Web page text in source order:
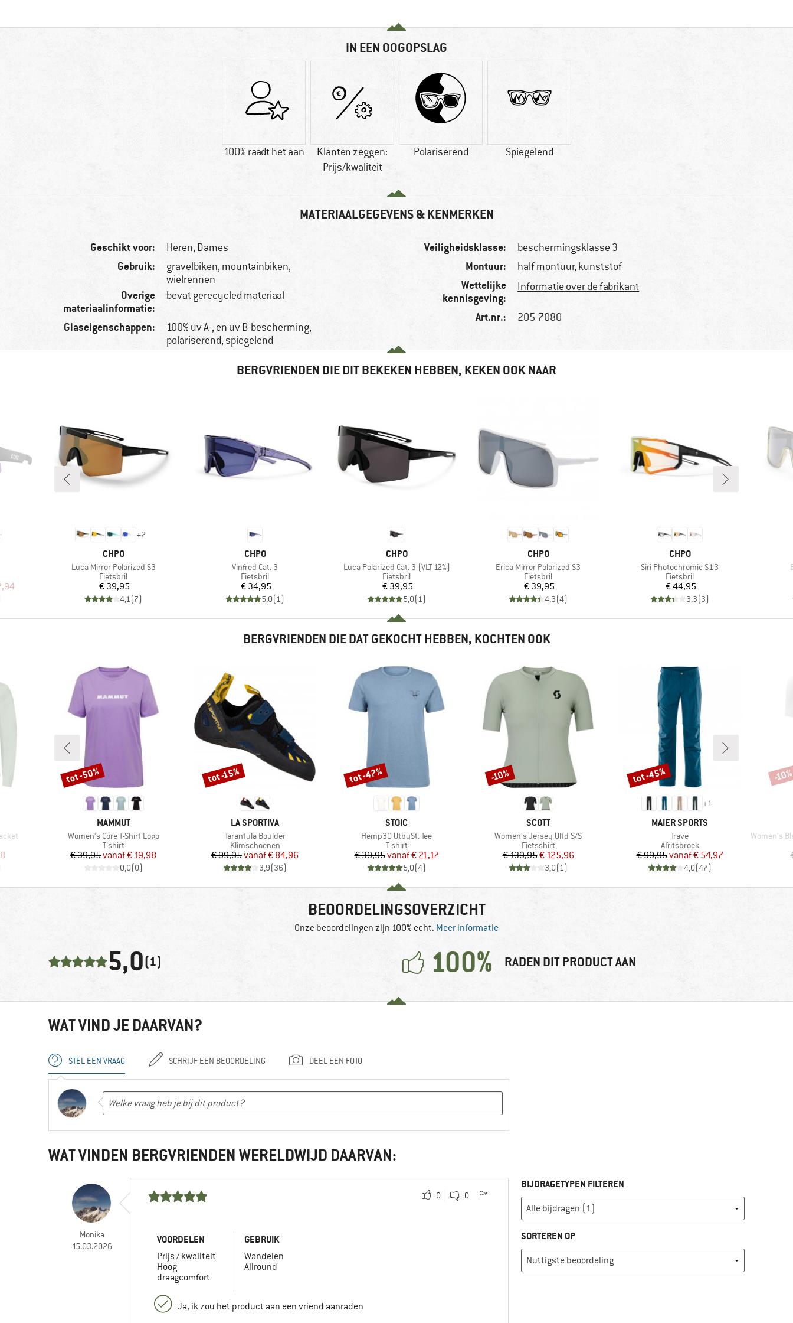
IN EEN OOGOPSLAG
100% raadt het aan
Klanten zeggen:
Prijs/kwaliteit
Polariserend Spiegelend
MATERIAALGEGEVENS & KENMERKEN
Geschikt voor: Heren, Dames
Gebruik:
gravelbiken, mountainbiken,
wielrennen
Overige
materiaalinformatie:
bevat gerecycled materiaal
Glaseigenschappen:
100% uv A-, en uv B-bescherming,
polariserend, spiegelend
Veiligheidsklasse: beschermingsklasse 3
Montuur: half montuur, kunststof
Wettelijke
kennisgeving:
Informatie over de fabrikant
Art.nr.: 205-7080
BERGVRIENDEN DIE DIT BEKEKEN HEBBEN, KEKEN OOK NAAR
prijs
+2
MERK
CHPO
Artikel
Luca Mirror Polarized S3
Productgroep
Fietsbril
Prijs
€ 39,95
4,1(7)
MERK
CHPO
Artikel
Vinfred Cat. 3
Productgroep
Fietsbril
Prijs
€ 34,95
5,0(1)
MERK
CHPO
Artikel
Luca Polarized Cat. 3 (VLT 12%)
Productgroep
Fietsbril
Prijs
€ 39,95
5,0(1)
MERK
CHPO
Artikel
Erica Mirror Polarized S3
Productgroep
Fietsbril
Prijs
€ 39,95
4,3(4)
MERK
CHPO
Artikel
Siri Photochromic S1-3
Productgroep
Fietsbril
Prijs
€ 44,95
3,3(3)
BERGVRIENDEN DIE DAT GEKOCHT HEBBEN, KOCHTEN OOK
prijs
MERK
MAMMUT
Artikel
Women's Core T-Shirt Logo
Productgroep
T-shirt
Prijs
€ 39,95 Verlaagde prijs
vanaf€ 19,98
0,0(0)
Korting
tot -50%
MERK
LA SPORTIVA
Artikel
Tarantula Boulder
Productgroep
Klimschoenen
Prijs
€ 99,95 Verlaagde prijs
vanaf€ 84,96
3,9(36)
Korting
tot -15%
MERK
STOIC
Artikel
Hemp30 UtbySt. Tee
Productgroep
T-shirt
Prijs
€ 39,95 Verlaagde prijs
vanaf€ 21,17
5,0(4)
Korting
tot -47%
MERK
SCOTT
Artikel
Women's Jersey Ultd S/S
Productgroep
Fietsshirt
Prijs
€ 139,95Verlaagde prijs
€ 125,96
3,0(1)
Korting
-10%
+1
MERK
MAIER SPORTS
Artikel
Trave
Productgroep
Afritsbroek
Prijs
€ 99,95 Verlaagde prijs
vanaf€ 54,97
4,0(47)
Korting
tot -45%
Artikel
Women's Blade
-
BEOORDELINGSOVERZICHT
Onze beoordelingen zijn 100% echt. Meer informatie
5,0(1) 100% RADEN DIT PRODUCT AAN
WAT VIND JE DAARVAN?
STEL EEN VRAAG SCHRIJF EEN BEOORDELING DEEL EEN FOTO
WAT VINDEN BERGVRIENDEN WERELDWIJD DAARVAN:
Monika
15.03.2026
0 0
VOORDELEN
Prijs / kwaliteit
Hoog
draagcomfort
GEBRUIK
Wandelen
Allround
Ja, ik zou het product aan een vriend aanraden
BIJDRAGETYPEN FILTEREN
SORTEREN OP